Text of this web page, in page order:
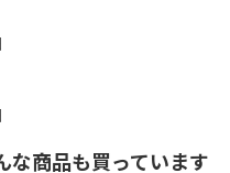
な商品も買っています